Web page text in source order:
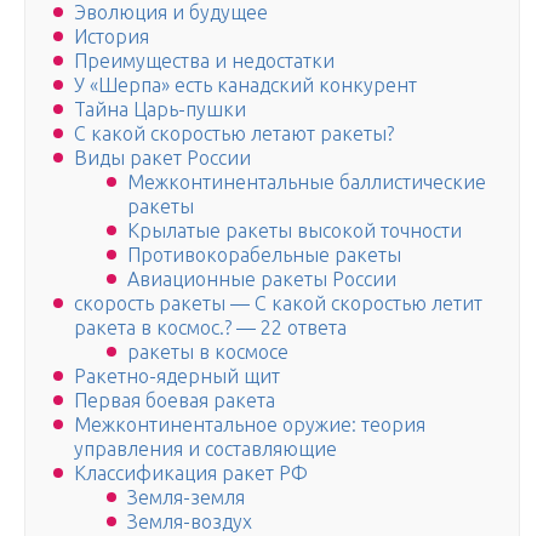
Эволюция и будущее
История
Преимущества и недостатки
У «Шерпа» есть канадский конкурент
Тайна Царь-пушки
С какой скоростью летают ракеты?
Виды ракет России
Межконтинентальные баллистические
ракеты
Крылатые ракеты высокой точности
Противокорабельные ракеты
Авиационные ракеты России
скорость ракеты — С какой скоростью летит
ракета в космос.? — 22 ответа
ракеты в космосе
Ракетно-ядерный щит
Первая боевая ракета
Межконтинентальное оружие: теория
управления и составляющие
Классификация ракет РФ
Земля-земля
Земля-воздух